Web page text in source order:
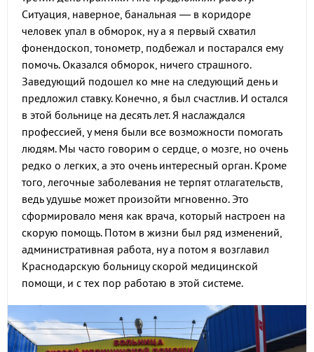
Ситуация, наверное, банальная — в коридоре
человек упал в обморок, ну а я первый схватил
фонендоскоп, тонометр, подбежал и постарался ему
помочь. Оказался обморок, ничего страшного.
Заведующий подошел ко мне на следующий день и
предложил ставку. Конечно, я был счастлив. И остался
в этой больнице на десять лет. Я наслаждался
профессией, у меня были все возможности помогать
людям. Мы часто говорим о сердце, о мозге, но очень
редко о легких, а это очень интересный орган. Кроме
того, легочные заболевания не терпят отлагательств,
ведь удушье может произойти мгновенно. Это
сформировало меня как врача, который настроен на
скорую помощь. Потом в жизни был ряд изменений,
административная работа, ну а потом я возглавил
Краснодарскую больницу скорой медицинской
помощи, и с тех пор работаю в этой системе.